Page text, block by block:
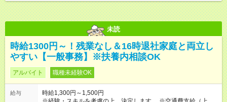
未読
時給1300円～！残業なし＆16時退社家庭と両立し
やすい【一般事務】※扶養内相談OK
アルバイト 職種未経験OK
給与
時給1,300円～1,500円